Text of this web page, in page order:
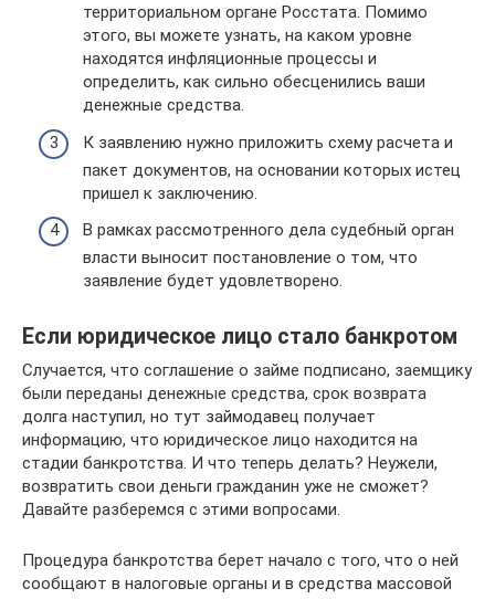
территориальном органе Росстата. Помимо
этого, вы можете узнать, на каком уровне
находятся инфляционные процессы и
определить, как сильно обесценились ваши
денежные средства.
К заявлению нужно приложить схему расчета и
пакет документов, на основании которых истец
пришел к заключению.
В рамках рассмотренного дела судебный орган
власти выносит постановление о том, что
заявление будет удовлетворено.
Если юридическое лицо стало банкротом
Случается, что соглашение о займе подписано, заемщику
были переданы денежные средства, срок возврата
долга наступил, но тут займодавец получает
информацию, что юридическое лицо находится на
стадии банкротства. И что теперь делать? Неужели,
возвратить свои деньги гражданин уже не сможет?
Давайте разберемся с этими вопросами.
Процедура банкротства берет начало с того, что о ней
сообщают в налоговые органы и в средства массовой